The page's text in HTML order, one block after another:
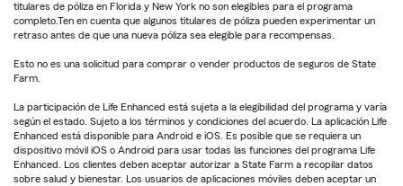
titulares de póliza en Florida y New York no son elegibles para el programa
completo.Ten en cuenta que algunos titulares de póliza pueden experimentar un
retraso antes de que una nueva póliza sea elegible para recompensas.
Esto no es una solicitud para comprar o vender productos de seguros de State
Farm.
La participación de Life Enhanced está sujeta a la elegibilidad del programa y varía
según el estado. Sujeto a los términos y condiciones del acuerdo. La aplicación Life
Enhanced está disponible para Android e iOS. Es posible que se requiera un
dispositivo móvil iOS o Android para usar todas las funciones del programa Life
Enhanced. Los clientes deben aceptar autorizar a State Farm a recopilar datos
sobre salud y bienestar. Los usuarios de aplicaciones móviles deben aceptar un